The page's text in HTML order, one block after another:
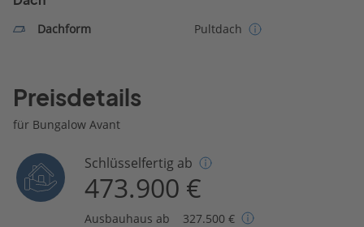
Dachform Pultdach
Preisdetails
für Bungalow Avant
Schlüsselfertig ab
473.900 €
Ausbauhaus ab 327.500 €